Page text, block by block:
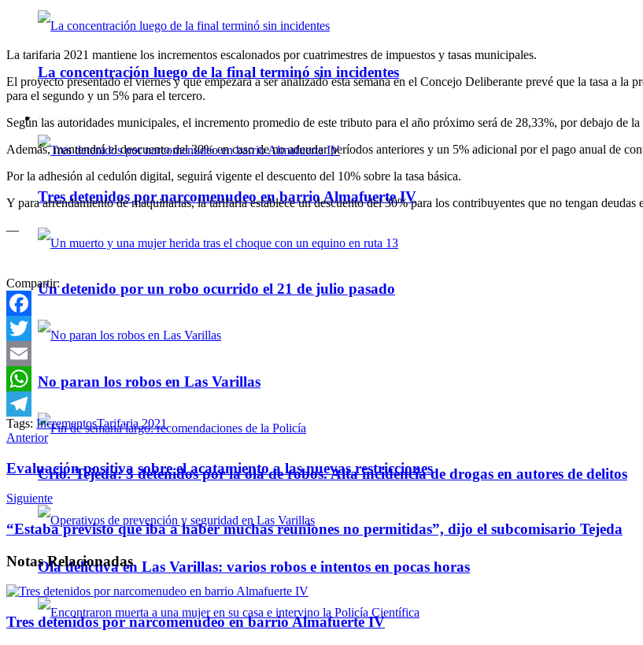
La concentración luego de la final terminó sin incidentes
Policiales
Tres detenidos por narcomenudeo en barrio Almafuerte IV
Un detenido por un robo ocurrido el 21 de julio pasado
No paran los robos en Las Varillas
Crio. Tejeda: 3 detenidos por la ola de robos. Alta incidencia de drogas en autores de delitos
Ola delictiva en Las Varillas: varios robos e intentos en pocas horas
La tarifaria 2021 mantiene los incrementos escalonados por cuatrimestres de impuestos y tasas municipales.
El proyecto presentado el viernes y que empezará a ser analizado esta semana en el Concejo Deliberante prevé que la tasa a
para el segundo y un 5% para el tercero.
Según las autoridades municipales, el incremento promedio de este tributo para el año próximo será de 28,33%, por debajo de
Además, mantendrá el descuento del 30% en caso de no adeudar períodos anteriores y un 5% adicional por el pago anual de
Por la adhesión al cedulón digital, seguirá vigente el descuento del 10% sobre la tasa básica.
Y para arrendamiento de maquinarias, la tarifaria establece un descuento del 30% para los contribuyentes que no tengan
—
Compartir:
Facebook
Twitter
Email
WhatsApp
Telegram
Tags: IncrementosTarifaria 2021
Anterior
Evaluación positiva sobre el acatamiento a las nuevas restricciones
Siguiente
“Estaba previsto que iba a haber muchas reuniones no permitidas”, dijo el subcomisario Tejeda
NotasRelacionadas
Tres detenidos por narcomenudeo en barrio Almafuerte IV